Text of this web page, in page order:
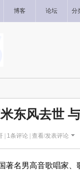
博客 论坛 分
东风去世
| 1条评论 | 查看/发表评论
著名男高音歌唱家